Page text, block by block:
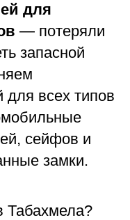
для
— потеряли
запасной
всех типов
сейфов и
замки.
Табахмела?